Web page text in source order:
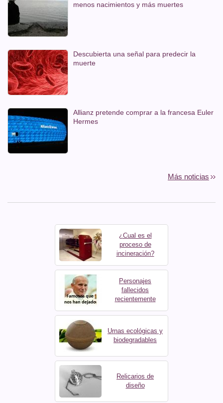
menos nacimientos y más muertes
Descubierta una señal para predecir la
muerte
Allianz pretende comprar a la francesa Euler
Hermes
Más noticias
¿Cual es el
proceso de
incineración?
Personajes
fallecidos
recientemente
Urnas ecológicas y
biodegradables
Relicarios de
diseño